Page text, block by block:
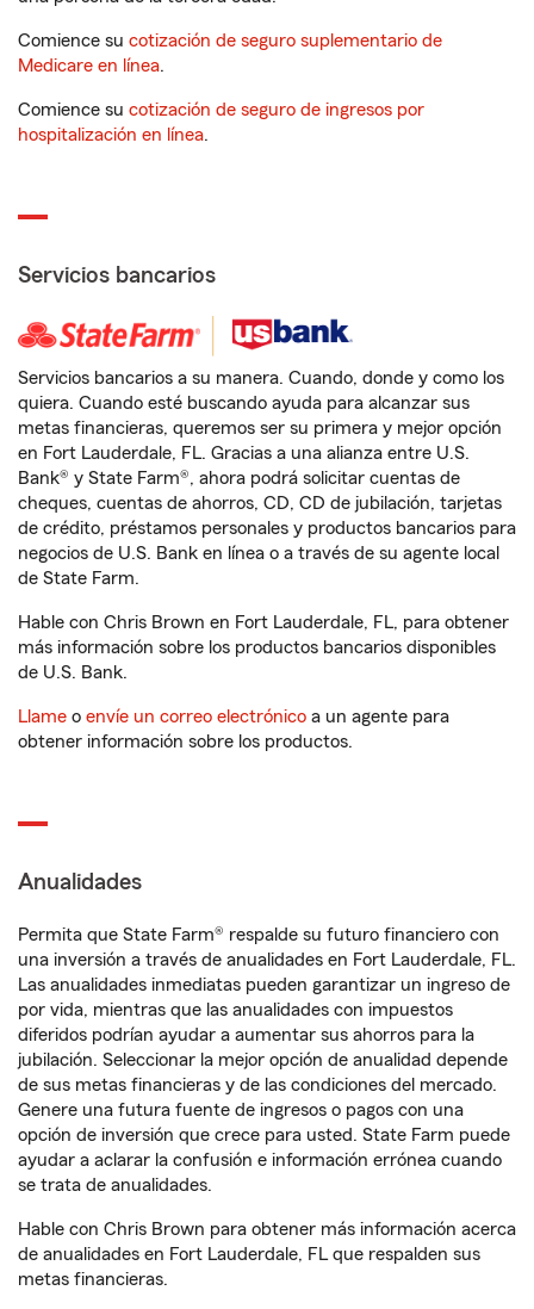
Comience su cotización de seguro suplementario de
Medicare en línea.
Comience su cotización de seguro de ingresos por
hospitalización en línea.
Servicios bancarios
Servicios bancarios a su manera. Cuando, donde y como los
quiera. Cuando esté buscando ayuda para alcanzar sus
metas financieras, queremos ser su primera y mejor opción
en Fort Lauderdale, FL. Gracias a una alianza entre U.S.
Bank® y State Farm®, ahora podrá solicitar cuentas de
cheques, cuentas de ahorros, CD, CD de jubilación, tarjetas
de crédito, préstamos personales y productos bancarios para
negocios de U.S. Bank en línea o a través de su agente local
de State Farm.
Hable con Chris Brown en Fort Lauderdale, FL, para obtener
más información sobre los productos bancarios disponibles
de U.S. Bank.
Llame o envíe un correo electrónico a un agente para
obtener información sobre los productos.
Anualidades
Permita que State Farm® respalde su futuro financiero con
una inversión a través de anualidades en Fort Lauderdale, FL.
Las anualidades inmediatas pueden garantizar un ingreso de
por vida, mientras que las anualidades con impuestos
diferidos podrían ayudar a aumentar sus ahorros para la
jubilación. Seleccionar la mejor opción de anualidad depende
de sus metas financieras y de las condiciones del mercado.
Genere una futura fuente de ingresos o pagos con una
opción de inversión que crece para usted. State Farm puede
ayudar a aclarar la confusión e información errónea cuando
se trata de anualidades.
Hable con Chris Brown para obtener más información acerca
de anualidades en Fort Lauderdale, FL que respalden sus
metas financieras.